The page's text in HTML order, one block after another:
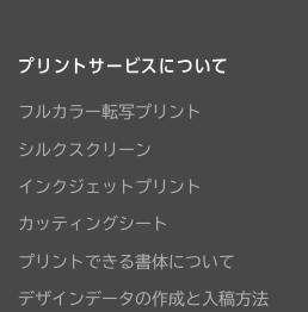
プリントサービスについて
フルカラー転写プリント
シルクスクリーン
インクジェットプリント
カッティングシート
プリントできる書体について
デザインデータの作成と入稿方法